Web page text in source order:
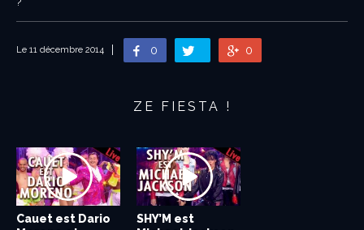
Le 11 décembre 2014 0 0
ZE FIESTA !
Cauet est Dario
SHY’M est